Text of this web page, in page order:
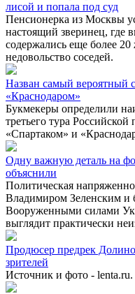
лисой и попала под суд
Пенсионерка из Москвы
настоящий зверинец, где
содержались еще более
недовольство соседей.
Назван самый вероятный
«Краснодаром»
Букмекеры определили
третьего тура
«Спартаком» и
Одну важную деталь на
объяснили
Политическая
Владимиром Зеленским
Вооруженными силами
выглядит практически
Продюсер предрек
зрителей
Источник и фото - lenta.ru.